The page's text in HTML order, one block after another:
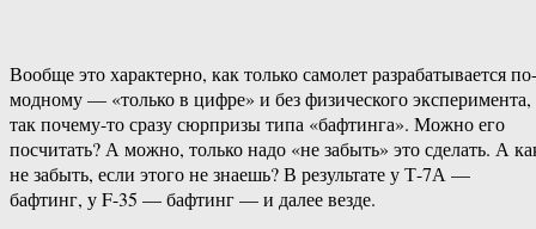
Вообще это характерно, как только самолет разрабатывается по-
модному — «только в цифре» и без физического эксперимента,
так почему-то сразу сюрпризы типа «бафтинга». Можно его
посчитать? А можно, только надо «не забыть» это сделать. А
не забыть, если этого не знаешь? В результате у Т-7А —
бафтинг, у F-35 — бафтинг — и далее везде.